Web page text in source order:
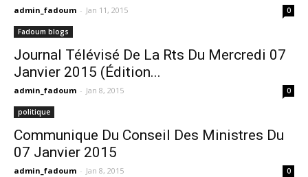
admin_fadoum - Jan 11, 2015 0
Fadoum blogs
Journal Télévisé De La Rts Du Mercredi 07
Janvier 2015 (Édition...
admin_fadoum - Jan 8, 2015 0
politique
Communique Du Conseil Des Ministres Du
07 Janvier 2015
admin_fadoum - Jan 8, 2015 0